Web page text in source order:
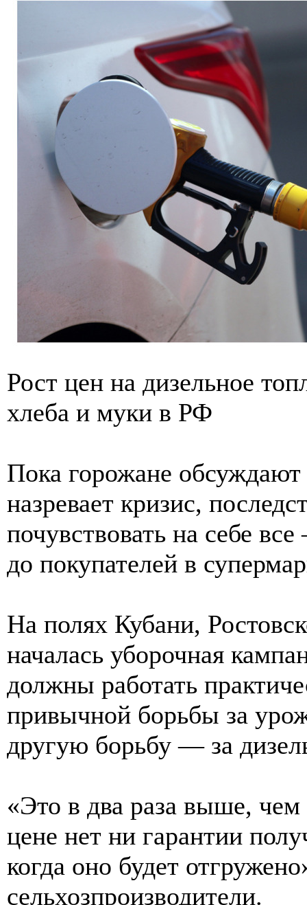
Рост цен на дизельное
хлеба и муки в РФ
Пока горожане
назревает кризис,
почувствовать на себе
до покупателей в
На полях Кубани,
началась уборочная
должны работать
привычной борьбы за
другую борьбу — за
«Это в два раза выше,
цене нет ни гарантии
когда оно будет
сельхозпроизводители.